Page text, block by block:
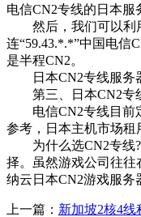
电信CN2专线的日本服
然后，我们可以利用
连“59.43.*.*”中国电信
是半程CN2。
日本CN2专线服务
第三、日本CN2专
电信CN2专线目前定
参考，日本主机市场租
为什么选CN2专线?
择。虽然游戏公司往
纳云日本CN2游戏服
上一篇： 新加坡2核4